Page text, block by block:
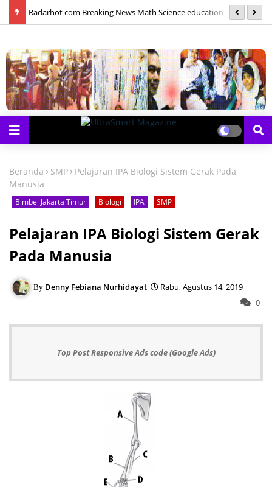
Radarhot com Breaking News Math Science education
Beranda SMP
Pelajaran IPA Biologi Sistem Gerak Pada
Manusia
Bimbel Jakarta Timur Biologi IPA SMP
Pelajaran IPA Biologi Sistem Gerak
Pada Manusia
Denny Febiana Nurhidayat
Rabu, Agustus 14, 2019
0
Top Post Responsive Ads code (Google Ads)